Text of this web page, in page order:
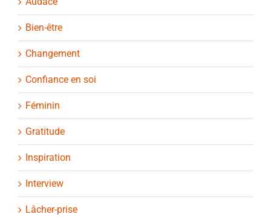
Bien-être
Changement
Confiance en soi
Féminin
Gratitude
Inspiration
Interview
Lâcher-prise